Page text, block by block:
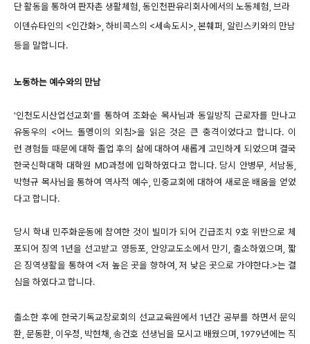
단 활동을 통하여 판자촌 생활체험, 동인천판유리회사에서의 노동체험, 브라
이덴슈타인의 <인간화>, 하비콕스의 <세속도시>, 본훼퍼, 알린스키와의 만남
등을 말합니다.
노동하는 예수와의 만남
'인천도시산업선교회'를 통하여 조화순 목사님과 동일방직 근로자를 만나고
유동우의 <어느 돌멩이의 외침>을 읽은 것은 큰 충격이었다고 합니다. 이
런 경험들 때문에 대학 졸업 후의 삶에 대하여 새롭게 고민하게 되었으며 결국
한국신학대학 대학원 MD과정에 입학하였다고 합니다. 당시 안병무, 서남동,
박형규 목사님을 통하여 역사적 예수, 민중교회에 대하여 새로운 배움을 얻었
다고 합니다.
당시 학내 민주화운동에 참여한 것이 빌미가 되어 긴급조치 9호 위반으로 체
포되어 징역 1년을 선고받고 영등포, 안양교도소에서 만기, 출소하였으며, 짧
은 징역생활을 통하여 <저 높은 곳을 향하여, 저 낮은 곳으로 가야한다.>는 결
심을 하였다고 합니다.
출소한 후에 한국기독교장로회의 선교교육원에서 1년간 공부를 하면서 문익
환, 문동환, 이우정, 박현채, 송건호 선생님을 모시고 배웠으며, 1979년에는 직